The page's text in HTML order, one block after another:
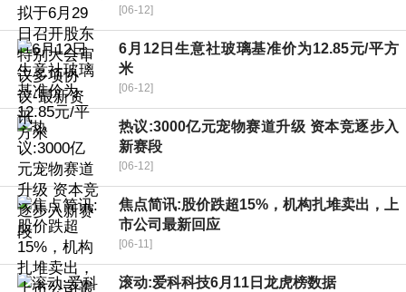
[06-12]
6月12日生意社玻璃基准价为12.85元/平方
米
[06-12]
热议:3000亿元宠物赛道升级 资本竞逐步入
新赛段
[06-12]
焦点简讯:股价跌超15%，机构扎堆卖出，上
市公司最新回应
[06-11]
滚动:爱科科技6月11日龙虎榜数据